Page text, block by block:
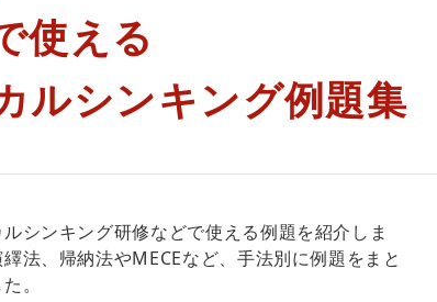
使える
ルシンキング例題集
ルシンキング研修などで使える例題を紹介しま
法、帰納法やMECEなど、手法別に例題をまと
。